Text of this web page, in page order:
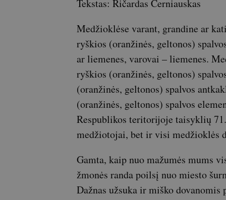
Tekstas: Ričardas Černiauskas
Medžioklėse varant, grandine ar
ryškios (oranžinės, geltonos)
ar liemenes, varovai – liemenes.
ryškios (oranžinės, geltonos)
(oranžinės, geltonos) spalvos
(oranžinės, geltonos) spalvos
Respublikos teritorijoje taisyklių
medžiotojai, bet ir visi medžioklės
Gamta, kaip nuo mažumės mums
žmonės randa poilsį nuo miesto
Dažnas užsuka ir miško